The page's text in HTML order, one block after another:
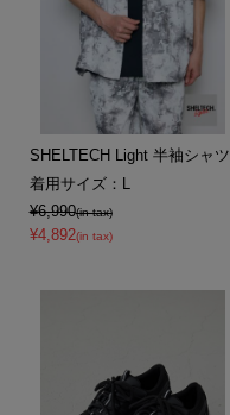
SHELTECH Light 半袖シャツ
着用サイズ：L
¥6,990(in tax)
¥4,892(in tax)